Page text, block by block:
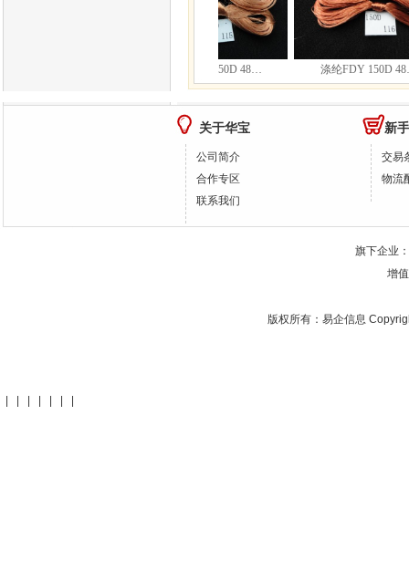
涤纶FDY 150D 48… 涤纶FDY 150D 48…
关于华宝
公司简介
合作专区
联系我们
新
交易
物流
旗下企业
增
版权所有：易企信息